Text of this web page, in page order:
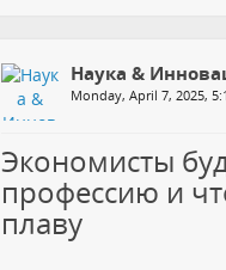
Наука &
Monday, April 7, 2025,
Экономисты
профессию и
плаву